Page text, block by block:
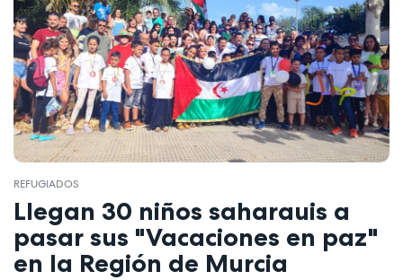
REFUGIADOS
Llegan 30 niños saharauis a
pasar sus "Vacaciones en paz"
en la Región de Murcia